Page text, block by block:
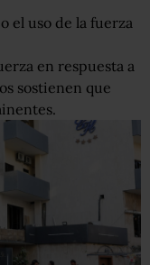
el uso de la fuerza
en respuesta a
sostienen que